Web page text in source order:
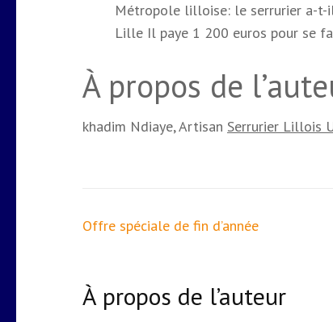
Métropole lilloise: le serrurier a-
Lille Il paye 1 200 euros pour se
À propos de
khadim Ndiaye, Artisan Serrurier Lillois
Navigation
Offre spéciale de fin d’année
À propos de l’auteur